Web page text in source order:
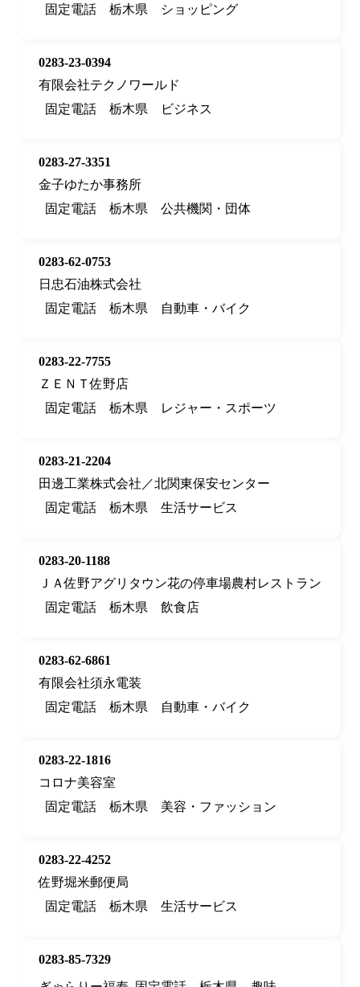
固定電話 栃木県 ショッピング
0283-23-0394
有限会社テクノワールド
固定電話
栃木県 ビジネス
0283-27-3351
金子ゆたか事務所
固定電話
栃木県 公共機関・団体
0283-62-0753
日忠石油株式会社
固定電話
栃木県 自動車・バイク
0283-22-7755
ＺＥＮＴ佐野店
固定電話
栃木県 レジャー・スポーツ
0283-21-2204
田邊工業株式会社／北関東保安センター
固定電話
栃木県 生活サービス
0283-20-1188
ＪＡ佐野アグリタウン花の停車場農村レストラン
固定電話
栃木県 飲食店
0283-62-6861
有限会社須永電装
固定電話
栃木県 自動車・バイク
0283-22-1816
コロナ美容室
固定電話
栃木県 美容・ファッション
0283-22-4252
佐野堀米郵便局
固定電話
栃木県 生活サービス
0283-85-7329